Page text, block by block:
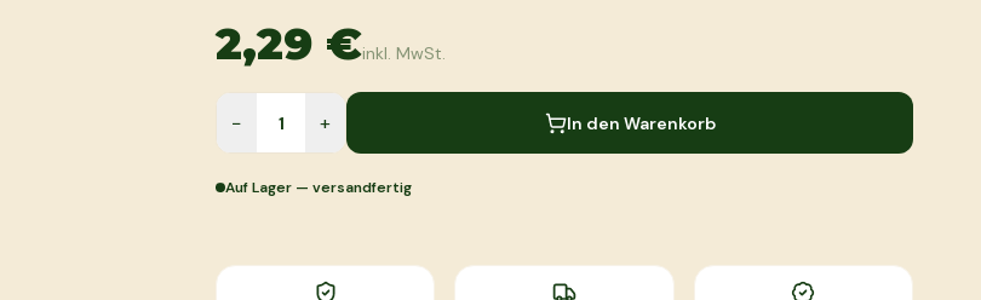
2,29 €inkl. MwSt.
− + In den Warenkorb
Auf Lager — versandfertig